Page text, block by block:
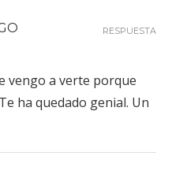
vengo a verte porque
ha quedado genial. Un
RESPUESTA